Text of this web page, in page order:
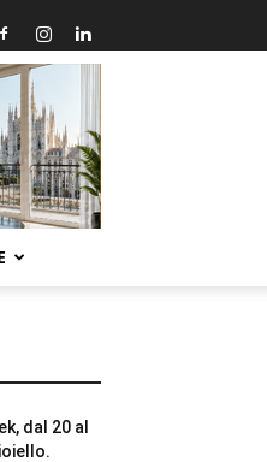
dal 20 al